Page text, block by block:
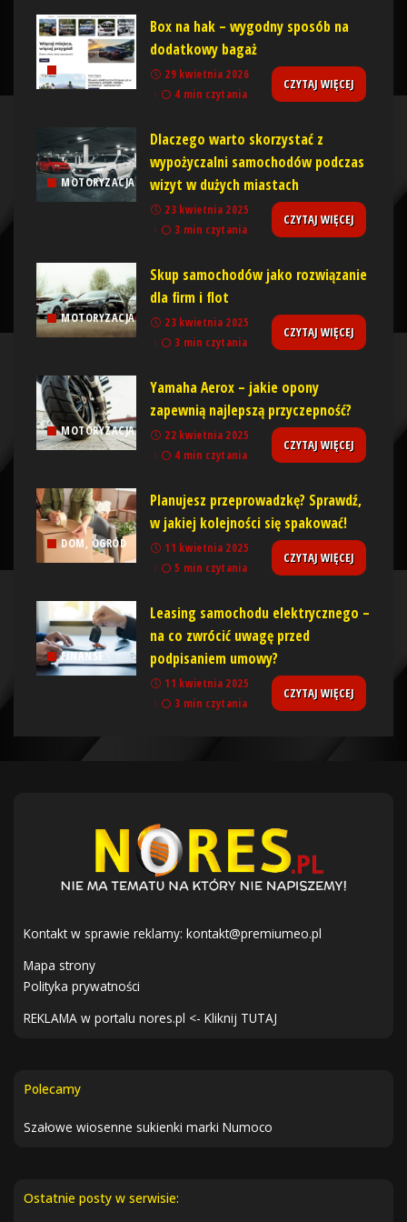
MOTORYZACJA
Box na hak – wygodny sposób na
dodatkowy bagaż
29 kwietnia 2026
4 min czytania
CZYTAJ WIĘCEJ
MOTORYZACJA
Dlaczego warto skorzystać z
wypożyczalni samochodów podczas
wizyt w dużych miastach
23 kwietnia 2025
3 min czytania
CZYTAJ WIĘCEJ
MOTORYZACJA
Skup samochodów jako rozwiązanie
dla firm i flot
23 kwietnia 2025
3 min czytania
CZYTAJ WIĘCEJ
MOTORYZACJA
Yamaha Aerox – jakie opony
zapewnią najlepszą przyczepność?
22 kwietnia 2025
4 min czytania
CZYTAJ WIĘCEJ
DOM, OGRÓD
Planujesz przeprowadzkę? Sprawdź,
w jakiej kolejności się spakować!
11 kwietnia 2025
5 min czytania
CZYTAJ WIĘCEJ
FINANSE
Leasing samochodu elektrycznego –
na co zwrócić uwagę przed
podpisaniem umowy?
11 kwietnia 2025
3 min czytania
CZYTAJ WIĘCEJ
Kontakt w sprawie reklamy: kontakt@premiumeo.pl
Mapa strony
Polityka prywatności
REKLAMA w portalu nores.pl <- Kliknij TUTAJ
Polecamy
Szałowe wiosenne sukienki marki Numoco
Ostatnie posty w serwisie: